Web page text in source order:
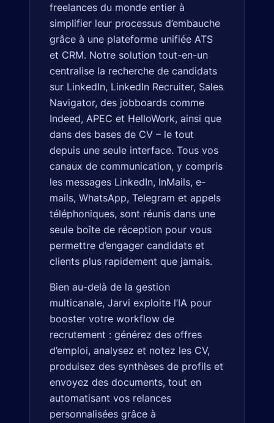
freelances du monde entier à
simplifier leur processus d’embauche
grâce à une plateforme unifiée ATS
et CRM. Notre solution tout-en-un
centralise la recherche de candidats
sur LinkedIn, LinkedIn Recruiter, Sales
Navigator, des jobboards comme
Indeed, APEC et HelloWork, ainsi que
dans des bases de CV – le tout
depuis une seule interface. Tous vos
canaux de communication, y compris
les messages LinkedIn, InMails, e-
mails, WhatsApp, Telegram et appels
téléphoniques, sont réunis dans une
seule boîte de réception pour vous
permettre d’engager candidats et
clients plus rapidement que jamais.
Bien au-delà de la gestion
multicanale, Jarvi exploite l’IA pour
booster votre workflow de
recrutement : générez des offres
d’emploi, analysez et notez les CV,
produisez des synthèses de profils et
envoyez des documents, tout en
automatisant vos relances
personnalisées grâce à